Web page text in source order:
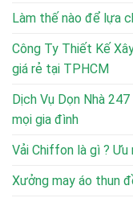
Làm thế nào để lựa
Công Ty Thiết Kế
giá rẻ tại TPHCM
Dịch Vụ Dọn Nhà
mọi gia đình
Vải Chiffon là gì ?
Xưởng may áo thun